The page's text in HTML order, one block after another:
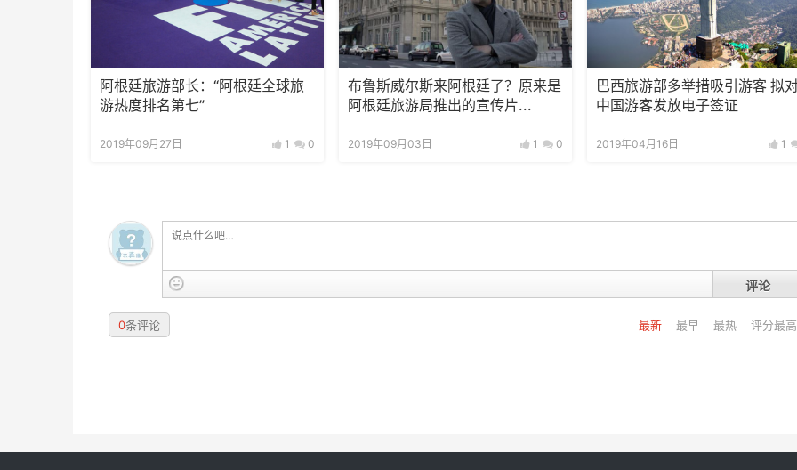
阿根廷旅游部长：“阿根廷全球旅
游热度排名第七”
2019年09月27日 1 0
布鲁斯威尔斯来阿根廷了？原来是
阿根廷旅游局推出的宣传片...
2019年09月03日 1 0
巴西旅游部多举措吸引游客 拟
中国游客发放电子签证
2019年04月16日 1
评论
最新 最早 最热 评分最高
0条评论